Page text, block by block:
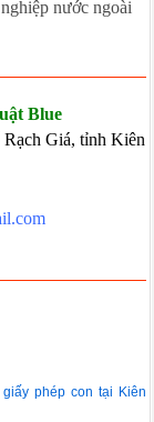
nước ngoài
Blue
Giá, tỉnh Kiên
phép con tại Kiên